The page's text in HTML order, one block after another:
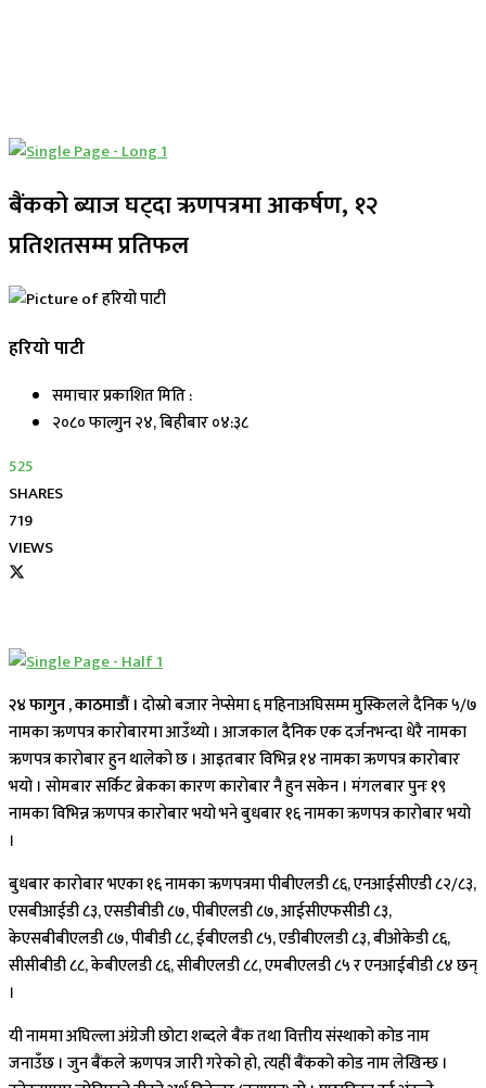
बैंकको ब्याज घट्दा ऋणपत्रमा आकर्षण, १२
प्रतिशतसम्म प्रतिफल
हरियो पाटी
समाचार प्रकाशित मिति :
२०८० फाल्गुन २४, बिहीबार ०४:३८
525
SHARES
719
VIEWS
२४ फागुन , काठमाडौं । दोस्रो बजार नेप्सेमा ६ महिनाअघिसम्म मुस्किलले दैनिक ५/७
नामका ऋणपत्र कारोबारमा आउँथ्यो । आजकाल दैनिक एक दर्जनभन्दा धेरै नामका
ऋणपत्र कारोबार हुन थालेको छ । आइतबार विभिन्न १४ नामका ऋणपत्र कारोबार
भयो । सोमबार सर्किट ब्रेकका कारण कारोबार नै हुन सकेन । मंगलबार पुनः १९
नामका विभिन्न ऋणपत्र कारोबार भयो भने बुधबार १६ नामका ऋणपत्र कारोबार भयो
।
बुधबार कारोबार भएका १६ नामका ऋणपत्रमा पीबीएलडी ८६, एनआईसीएडी ८२/८३,
एसबीआईडी ८३, एसडीबीडी ८७, पीबीएलडी ८७, आईसीएफसीडी ८३,
केएसबीबीएलडी ८७, पीबीडी ८८, ईबीएलडी ८५, एडीबीएलडी ८३, बीओकेडी ८६,
सीसीबीडी ८८, केबीएलडी ८६, सीबीएलडी ८८, एमबीएलडी ८५ र एनआईबीडी ८४ छन्
।
यी नाममा अघिल्ला अंग्रेजी छोटा शब्दले बैंक तथा वित्तीय संस्थाको कोड नाम
जनाउँछ । जुन बैंकले ऋणपत्र जारी गरेको हो, त्यहीं बैंकको कोड नाम लेखिन्छ ।